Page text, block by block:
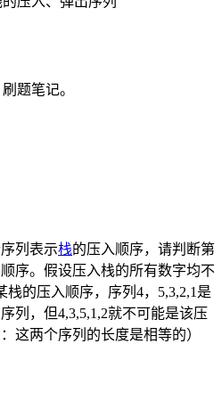
题笔记。
列表示栈的压入顺序，请判断第
序。假设压入栈的所有数字均不
栈的压入顺序，序列4，5,3,2,1是
列，但4,3,5,1,2就不可能是该压
这两个序列的长度是相等的）